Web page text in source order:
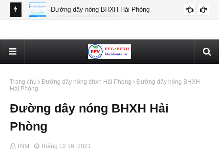
Đường dây nóng BHXH Hải Phòng
Trang chủ Đường dây nóng bhxh Hải Phòng
Đường dây nóng BHXH
Hải Phòng
Đường dây nóng BHXH Hải
Phòng
TNM Tháng 12 16, 2021